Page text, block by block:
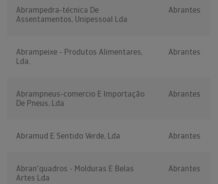
Abrampedra-técnica De
Assentamentos, Unipessoal Lda
Abrantes
Abrampeixe - Produtos Alimentares,
Lda.
Abrantes
Abrampneus-comercio E Importação
De Pneus, Lda
Abrantes
Abramud E Sentido Verde, Lda Abrantes
Abran'quadros - Molduras E Belas
Artes Lda
Abrantes